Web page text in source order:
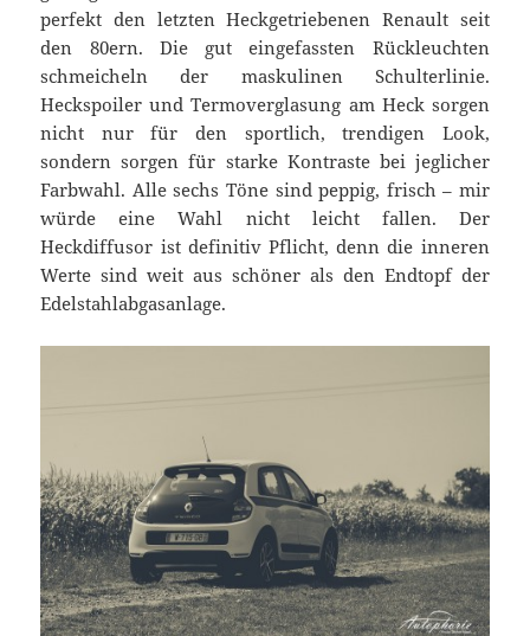
perfekt den letzten Heckgetriebenen Renault seit
den 80ern. Die gut eingefassten Rückleuchten
schmeicheln der maskulinen Schulterlinie.
Heckspoiler und Termoverglasung am Heck sorgen
nicht nur für den sportlich, trendigen Look,
sondern sorgen für starke Kontraste bei jeglicher
Farbwahl. Alle sechs Töne sind peppig, frisch – mir
würde eine Wahl nicht leicht fallen. Der
Heckdiffusor ist definitiv Pflicht, denn die inneren
Werte sind weit aus schöner als den Endtopf der
Edelstahlabgasanlage.